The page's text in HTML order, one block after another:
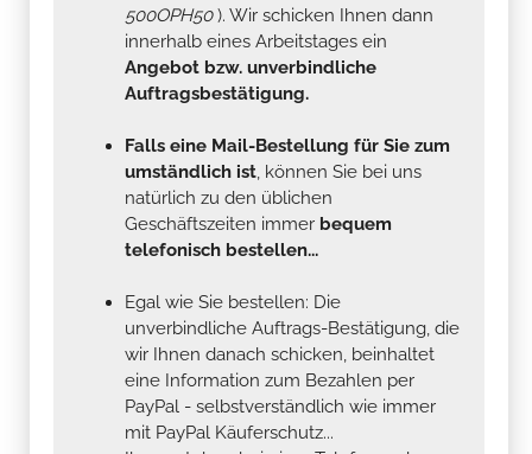
500OPH50). Wir schicken Ihnen dann
innerhalb eines Arbeitstages ein
Angebot bzw. unverbindliche
Auftragsbestätigung.
Falls eine Mail-Bestellung für Sie zum
umständlich ist, können Sie bei uns
natürlich zu den üblichen
Geschäftszeiten immer bequem
telefonisch bestellen...
Egal wie Sie bestellen: Die
unverbindliche Auftrags-Bestätigung, die
wir Ihnen danach schicken, beinhaltet
eine Information zum Bezahlen per
PayPal - selbstverständlich wie immer
mit PayPal Käuferschutz...